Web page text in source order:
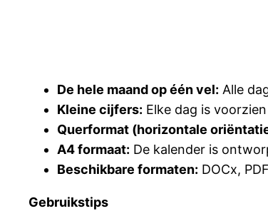
De hele maand op één vel: Alle
Kleine cijfers: Elke dag is
Querformat (horizontale
A4 formaat: De kalender is
Beschikbare formaten: DOCx,
Gebruikstips